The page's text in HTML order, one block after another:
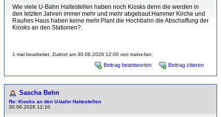
Wie viele U-Bahn Haltestellen haben noch Kiosks denn die werden in
den letzten Jahren immer mehr und mehr abgebaut.Hammer Kirche und
Rauhes Haus haben keine mehr.Plant die Hochbahn die Abschaffung der
Kiosks an den Stationen?.
1 mal bearbeitet. Zuletzt am 30.06.2026 12:00 von trains-fan.
Beitrag beantworten Beitrag zitieren
Sascha Behn
Re: Kiosks an den U-bahn Haltestellen
30.06.2026 12:10